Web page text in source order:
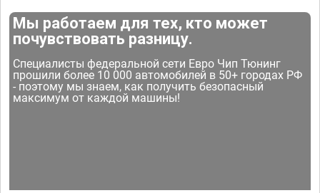
Мы работаем для тех, кто может
почувствовать разницу.
Специалисты федеральной сети Евро Чип Тюнинг
прошили более 10 000 автомобилей в 50+ городах РФ
- поэтому мы знаем, как получить безопасный
максимум от каждой машины!